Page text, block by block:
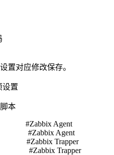
置对应修改保存。
设置
本
#Zabbix Agent
#Zabbix Agent
#Zabbix Trapper
#Zabbix Trapper